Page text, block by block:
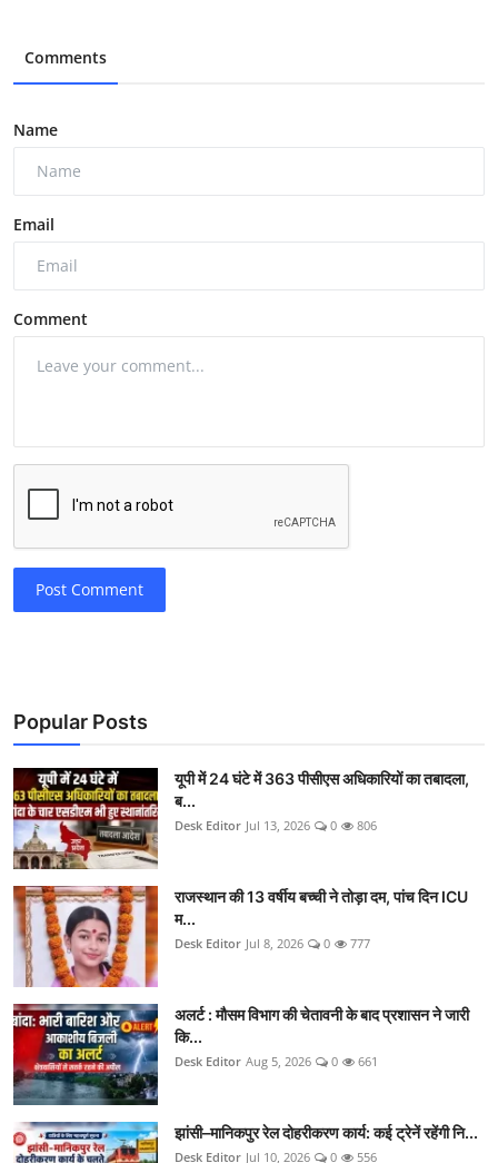
Comments
Name
Email
Comment
Post Comment
Popular Posts
यूपी में 24 घंटे में 363 पीसीएस अधिकारियों का तबादला,
ब...
Desk Editor Jul 13, 2026 0 806
राजस्थान की 13 वर्षीय बच्ची ने तोड़ा दम, पांच दिन ICU
म...
Desk Editor Jul 8, 2026 0 777
अलर्ट : मौसम विभाग की चेतावनी के बाद प्रशासन ने जारी
कि...
Desk Editor Aug 5, 2026 0 661
झांसी–मानिकपुर रेल दोहरीकरण कार्य: कई ट्रेनें रहेंगी नि...
Desk Editor Jul 10, 2026 0 556